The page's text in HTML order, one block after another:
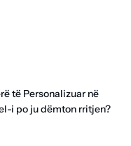
të Personalizuar në
i po ju dëmton rritjen?